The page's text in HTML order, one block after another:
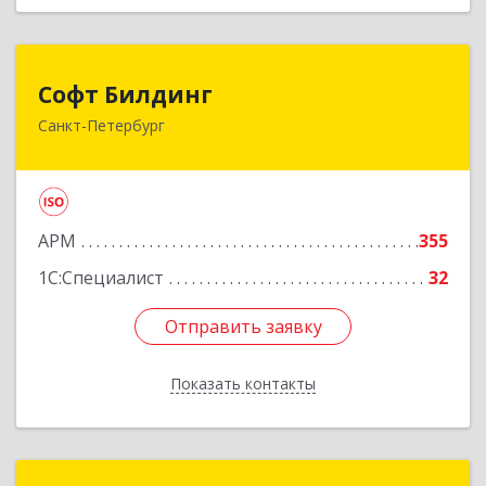
Софт Билдинг
Санкт-Петербург
АРМ
355
1С:Специалист
32
Отправить заявку
Показать контакты
194044, Санкт-Петербург г, Смолячкова ул, дом
Отправить заявку
Назад